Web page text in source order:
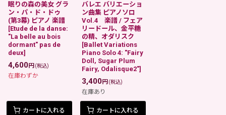
眠りの森の美女 グラ
ン・パ・ド・ドゥ
(第3幕) ピアノ 楽譜
[Etude de la danse:
"La belle au bois
dormant" pas de
deux]
4,600円 (税込)
在庫わずか
カートに入れる
バレエ バリエーショ
ン曲集 ピアノソロ
Vol.4 楽譜 / フェア
リードール、金平糖
の精、オダリスク
[Ballet Variations
Piano Solo 4: "Fairy
Doll, Sugar Plum
Fairy, Odalisque2"]
3,400円 (税込)
在庫あり
カートに入れる